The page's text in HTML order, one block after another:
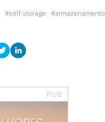
self-storage armazenamento
PUB